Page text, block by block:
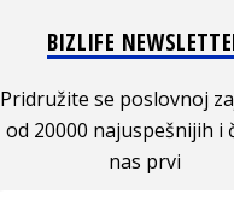
BIZLIFE
Pridružite se poslovnoj
od 20000 najuspešnijih i
nas prvi